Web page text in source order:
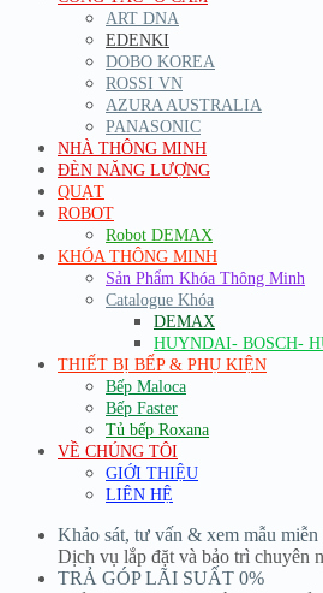
ART DNA
EDENKI
DOBO KOREA
ROSSI VN
AZURA AUSTRALIA
PANASONIC
NHÀ THÔNG MINH
ĐÈN NĂNG LƯỢNG
QUẠT
ROBOT
Robot DEMAX
KHÓA THÔNG MINH
Sản Phẩm Khóa Thông Minh
Catalogue Khóa
DEMAX
HUYNDAI- BOSCH-
THIẾT BỊ BẾP & PHỤ KIỆN
Bếp Maloca
Bếp Faster
Tủ bếp Roxana
VỀ CHÚNG TÔI
GIỚI THIỆU
LIÊN HỆ
Khảo sát, tư vấn & xem mẫu miễn
Dịch vụ lắp đặt và bảo trì chuyên
TRẢ GÓP LÃI SUẤT 0%